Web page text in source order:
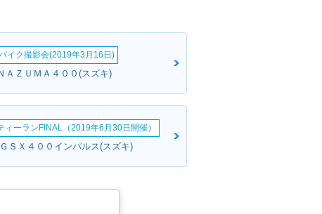
イク撮影会(2019年3月16日)
ＡＺＵＭＡ４００(スズキ)
ィーランFINAL（2019年6月30日開催）
ＳＸ４００インパルス(スズキ)